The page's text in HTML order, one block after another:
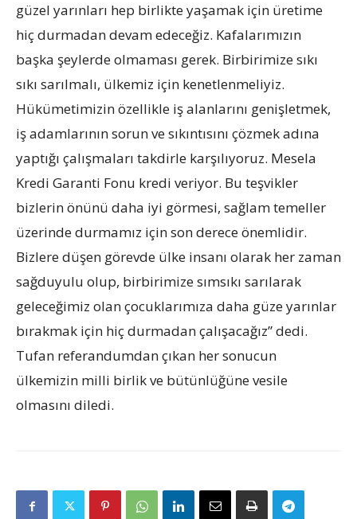
güzel yarınları hep birlikte yaşamak için üretime
hiç durmadan devam edeceğiz. Kafalarımızın
başka şeylerde olmaması gerek. Birbirimize sıkı
sıkı sarılmalı, ülkemiz için kenetlenmeliyiz.
Hükümetimizin özellikle iş alanlarını genişletmek,
iş adamlarının sorun ve sıkıntısını çözmek adına
yaptığı çalışmaları takdirle karşılıyoruz. Mesela
Kredi Garanti Fonu kredi veriyor. Bu teşvikler
bizlerin önünü daha iyi görmesi, sağlam temeller
üzerinde durmamız için son derece önemlidir.
Bizlere düşen görevde ülke insanı olarak her zaman
sağduyulu olup, birbirimize sımsıkı sarılarak
geleceğimiz olan çocuklarımıza daha güze yarınlar
bırakmak için hiç durmadan çalışacağız” dedi.
Tufan referandumdan çıkan her sonucun
ülkemizin milli birlik ve bütünlüğüne vesile
olmasını diledi.